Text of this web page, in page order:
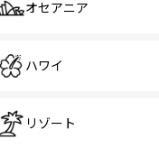
オセアニア
ハワイ
リゾート